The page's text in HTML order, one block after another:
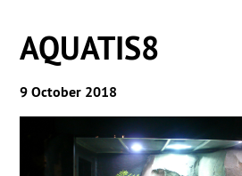
AQUATIS8
9 October 2018